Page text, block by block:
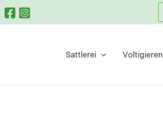
Sattlerei Voltigieren